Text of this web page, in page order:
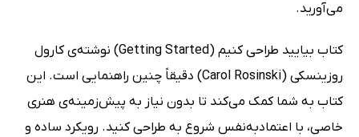
می‌آورید.
کتاب بیایید طراحی کنیم (Getting Started) نوشته‌ی کارول
روزینسکی (Carol Rosinski) دقیقاً چنین راهنمایی است. این
کتاب به شما کمک می‌کند تا بدون نیاز به پیش‌زمینه‌ی هنری
خاصی، با اعتمادبه‌نفس شروع به طراحی کنید. رویکرد ساده و